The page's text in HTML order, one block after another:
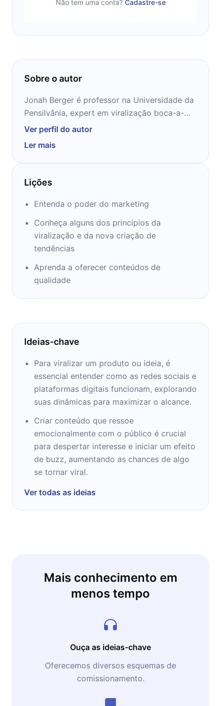
Não tem uma conta? Cadastre-se
Sobre o autor
Jonah Berger é professor na Universidade da
Pensilvânia, expert em viralização boca-a-
boca, marketing viral, influência social e
Dr. Berger passou mais de 15 anos estudando
como a influência social funciona e como ela
impulsiona produtos e ideias de captação de
clientes. Ele publicou dezenas de artigos em
revistas acadêmicas de primeira linha,
da Fortune 500 e revistas populares como o
New York Times e a Harvard Business Review
geralmente cobrem seu trabalho.
julgamento humano e tomada de decisão.
Berger é um palestrante popular em grandes
conferências e eventos e frequentemente dá
consultoria para empresas como Google,
Vanguard, General Motors, Facebook,
Unilever, Estée Lauder, Microsoft,
Ver perfil do autor
Ler mais
Lições
Entenda o poder do marketing
Conheça alguns dos princípios da
viralização e da nova criação de
tendências
Aprenda a oferecer conteúdos de
qualidade
Ideias-chave
Para viralizar um produto ou ideia, é
essencial entender como as redes sociais e
plataformas digitais funcionam, explorando
suas dinâmicas para maximizar o alcance.
Criar conteúdo que ressoe
emocionalmente com o público é crucial
para despertar interesse e iniciar um efeito
de buzz, aumentando as chances de algo
se tornar viral.
Ver todas as ideias
Mais conhecimento em
menos tempo
Ouça as ideias-chave
Oferecemos diversos esquemas de
comissionamento.